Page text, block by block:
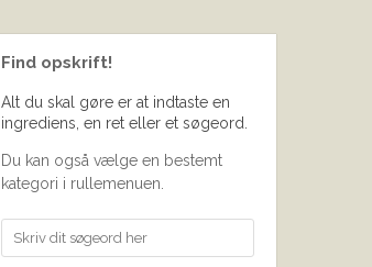
Find opskrift!
Alt du skal gøre er at indtaste en
ingrediens, en ret eller et søgeord.
Du kan også vælge en bestemt
kategori i rullemenuen.